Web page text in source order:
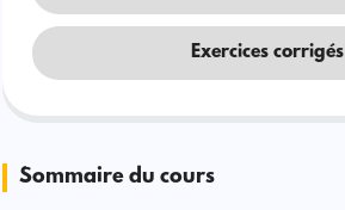
Exercices corrigés
Sommaire du cours